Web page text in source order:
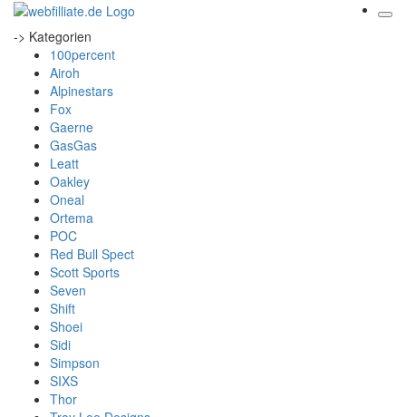
-> Kategorien
100percent
Airoh
Alpinestars
Fox
Gaerne
GasGas
Leatt
Oakley
Oneal
Ortema
POC
Red Bull Spect
Scott Sports
Seven
Shift
Shoei
Sidi
Simpson
SIXS
Thor